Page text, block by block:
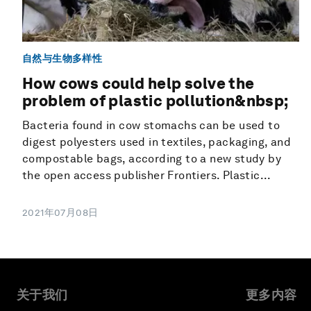
自然与生物多样性
How cows could help solve the
problem of plastic pollution&nbsp;
Bacteria found in cow stomachs can be used to
digest polyesters used in textiles, packaging, and
compostable bags, according to a new study by
the open access publisher Frontiers. Plastic...
2021年07月08日
关于我们 更多内容